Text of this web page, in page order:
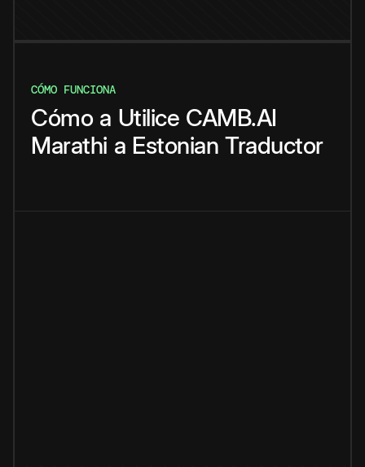
CÓMO FUNCIONA
Cómo a Utilice CAMB.AI
Marathi a Estonian Traductor